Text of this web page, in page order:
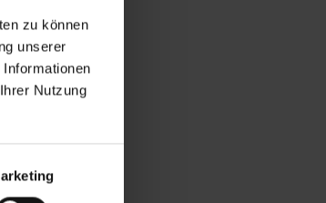
zu können
unserer
Nutzung